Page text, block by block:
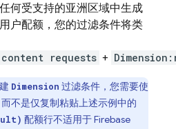
何受支持的亚洲区域中生成
户配额，您的过滤条件将类
content requests +
Dimension 过滤条件，您需要使
不是仅复制粘贴上述示例中的
配额行不适用于Firebase